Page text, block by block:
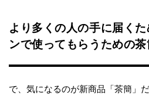
より多くの人の手に届く
ンで使ってもらうための
で、気になるのが新商品「茶簡」